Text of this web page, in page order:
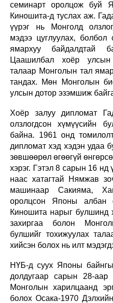
семинарт оролцож буй
Киношита-д туслах аж.
үүрэг нь Монголд
мэдээ цуглуулах,
ямархуу байдалдтай
Цаашилбал хоёр
талаар Монголын тал
тандах. Мөн Монголын
улсын дотор эзэмшиж
Хоёр залуу дипломат
олзлогдсон хүмүүсийн
байна. 1961 онд
дипломат хэд хэдэн удаа
зөвшөөрөл өгөөгүй
хэрэг. Гэтэл 8 сарын 16
наас хатагтай Нямжав
машинаар Сакияма,
оролцсон Японы албан
Киношита нарыг булшинд
захиргаа болон
булшийг тохижуулах
хийсэн болох нь илт
НҮБ-д суух Японы
долдугаар сарын 28-аар
Монголын харилцаанд
болох Осака-1970